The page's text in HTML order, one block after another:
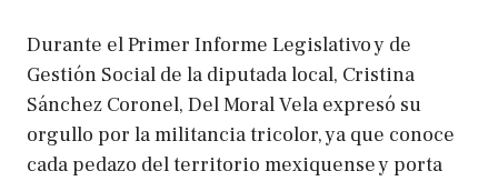
Durante el Primer Informe Legislativo y de
Gestión Social de la diputada local, Cristina
Sánchez Coronel, Del Moral Vela expresó su
orgullo por la militancia tricolor, ya que conoce
cada pedazo del territorio mexiquense y porta